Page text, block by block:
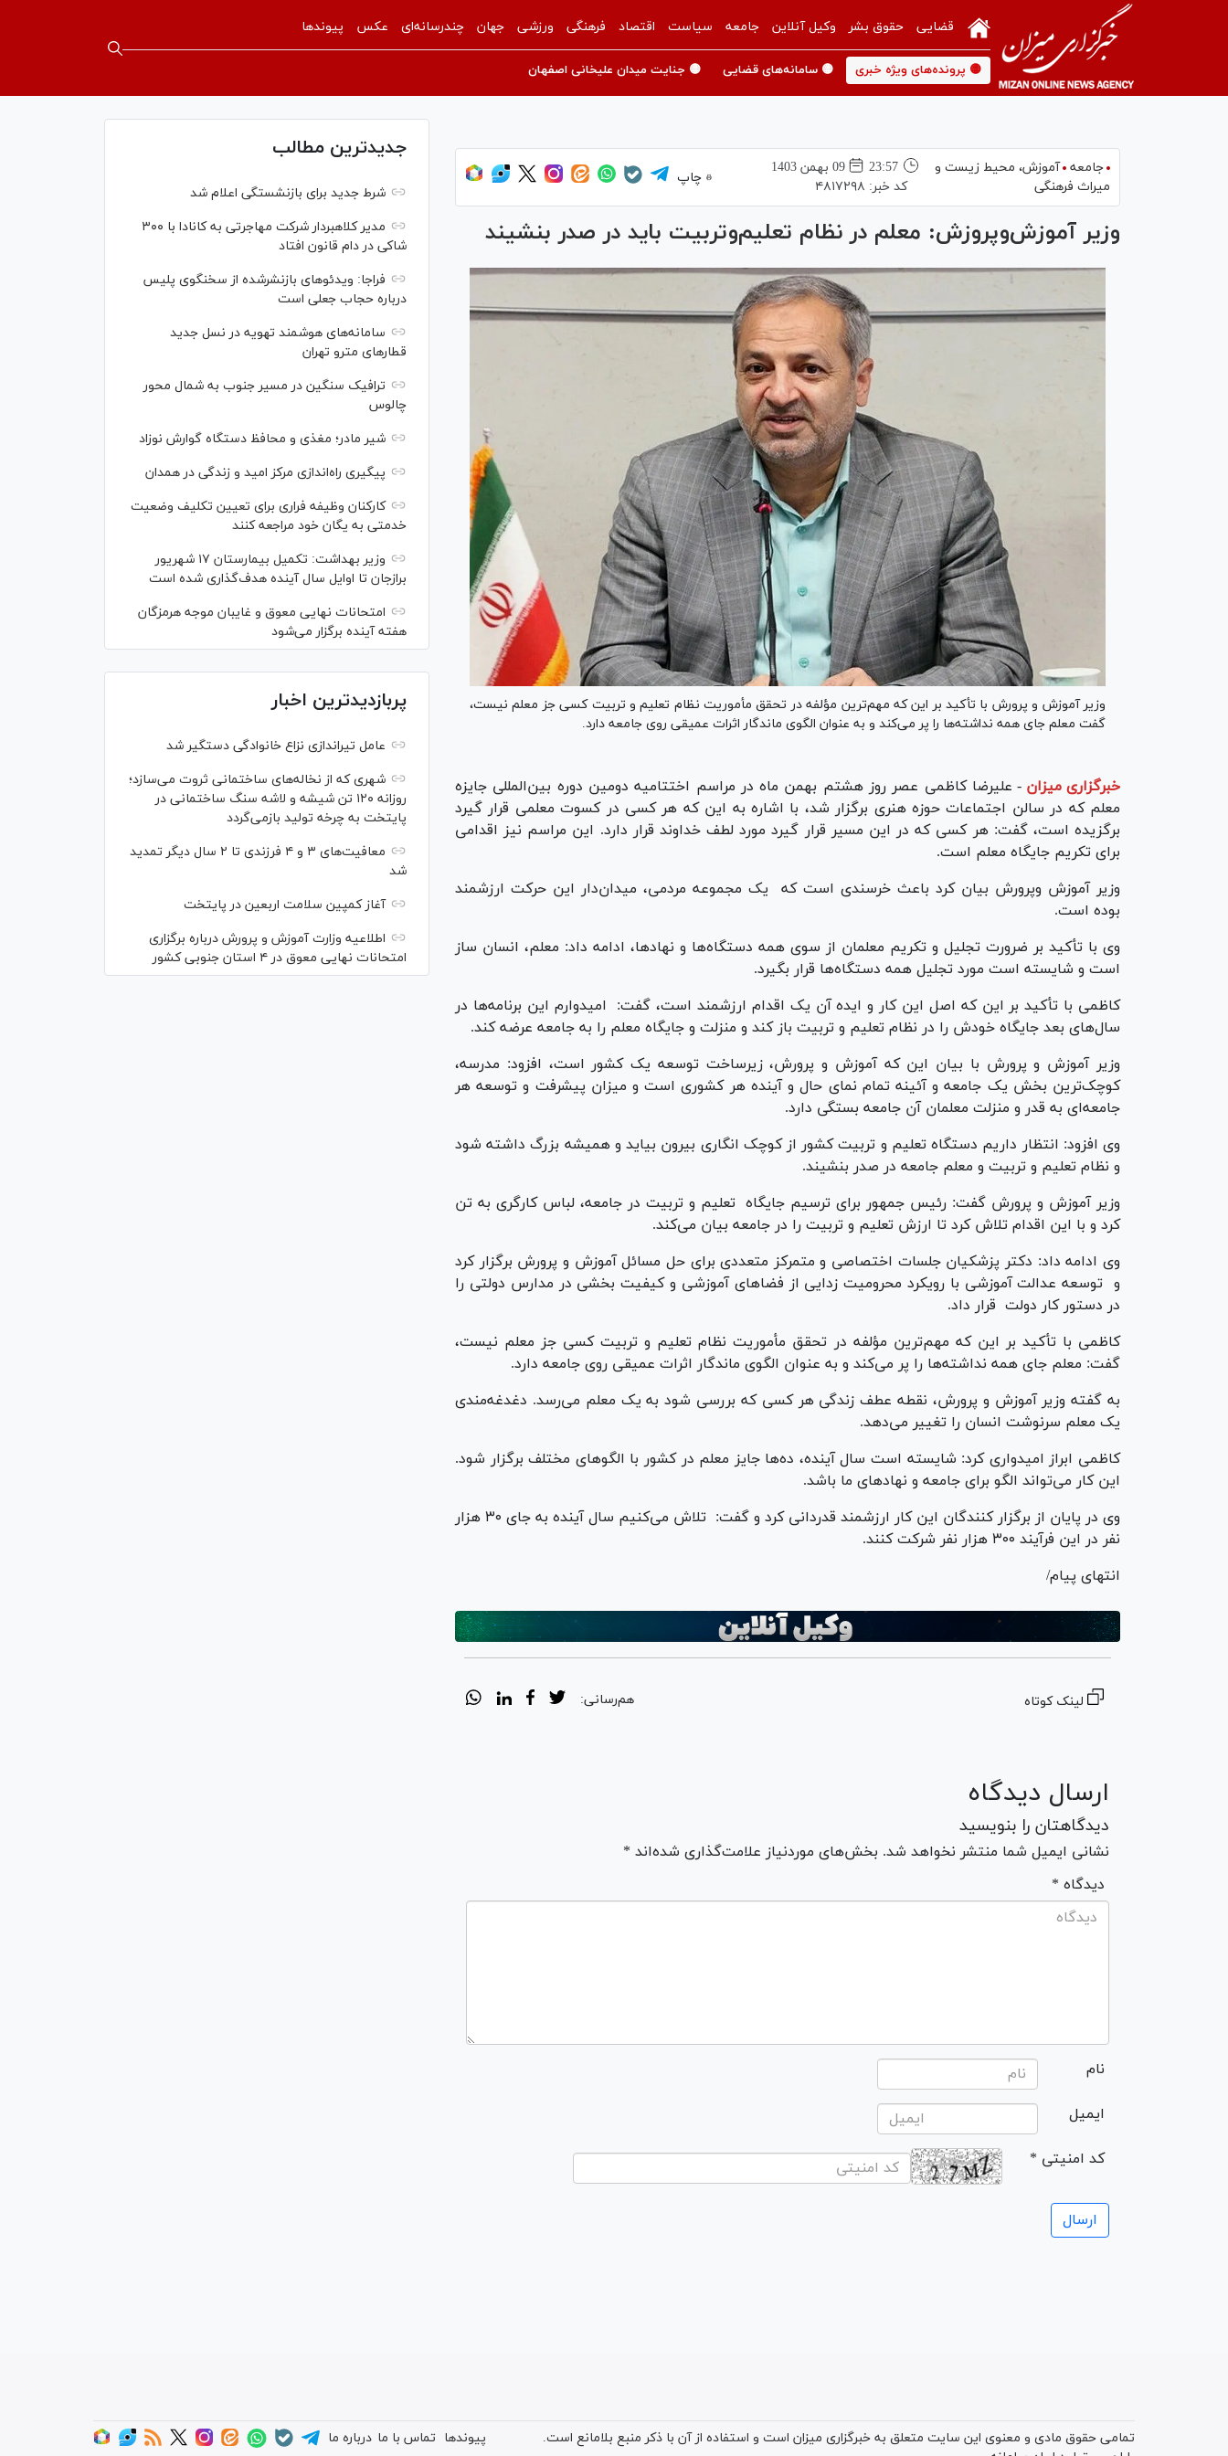
قضایی حقوق بشر وکیل آنلاین جامعه سیاست اقتصاد فرهنگی ورزشی جهان چندرسانه‌ای عکس پیوندها
🟡 پرونده‌های ویژه خبری 🟡 سامانه‌های قضایی 🟡 جنایت میدان علیخانی اصفهان
جامعه آموزش،‌ محیط زیست و
میراث فرهنگی
23:57
09 بهمن 1403
کد خبر: ۴۸۱۷۲۹۸
چاپ
وزیر آموزش‌وپروزش: معلم در نظام تعلیم‌و‌تربیت باید در صدر بنشیند
وزیر آموزش و پرورش با تأکید بر این که مهم‌ترین مؤلفه در تحقق مأموریت نظام تعلیم و تربیت کسی جز معلم نیست،
گفت معلم جای همه نداشته‌ها را پر می‌کند و به عنوان الگوی ماندگار اثرات عمیقی روی جامعه دارد.
خبرگزاری میزان - علیرضا کاظمی عصر روز هشتم بهمن ماه در مراسم اختتامیه دومین دوره بین‌المللی جایزه
معلم که در سالن اجتماعات حوزه هنری برگزار شد، با اشاره به این که هر کسی در کسوت معلمی قرار گیرد
برگزیده است، گفت: هر کسی که در این مسیر قرار گیرد مورد لطف خداوند قرار دارد. این مراسم نیز اقدامی
برای تکریم جایگاه معلم است.
وزیر آموزش وپرورش بیان کرد باعث خرسندی است که یک مجموعه مردمی، میدان‌دار این حرکت ارزشمند
بوده است.
وی با تأکید بر ضرورت تجلیل و تکریم معلمان از سوی همه دستگاه‌ها و نهادها، ادامه داد: معلم، انسان ساز
است و شایسته است مورد تجلیل همه دستگاه‌ها قرار بگیرد.
کاظمی با تأکید بر این که اصل این کار و ایده آن یک اقدام ارزشمند است، گفت: امیدوارم این برنامه‌ها در
سال‌های بعد جایگاه خودش را در نظام تعلیم و تربیت باز کند و منزلت و جایگاه معلم را به جامعه عرضه کند.
وزیر آموزش و پرورش با بیان این که آموزش و پرورش، زیرساخت توسعه یک کشور است، افزود: مدرسه،
کوچک‌ترین بخش یک جامعه و آئینه تمام نمای حال و آینده هر کشوری است و میزان پیشرفت و توسعه هر
جامعه‌ای به قدر و منزلت معلمان آن جامعه بستگی دارد.
وی افزود: انتظار داریم دستگاه تعلیم و تربیت کشور از کوچک انگاری بیرون بیاید و همیشه بزرگ داشته شود
و نظام تعلیم و تربیت و معلم جامعه در صدر بنشیند.
وزیر آموزش و پرورش گفت: رئیس جمهور برای ترسیم جایگاه تعلیم و تربیت در جامعه، لباس کارگری به تن
کرد و با این اقدام تلاش کرد تا ارزش تعلیم و تربیت را در جامعه بیان می‌کند.
وی ادامه داد: دکتر پزشکیان جلسات اختصاصی و متمرکز متعددی برای حل مسائل آموزش و پرورش برگزار کرد
و توسعه عدالت آموزشی با رویکرد محرومیت زدایی از فضا‌های آموزشی و کیفیت بخشی در مدارس دولتی را
در دستور کار دولت قرار داد.
کاظمی با تأکید بر این که مهم‌ترین مؤلفه در تحقق مأموریت نظام تعلیم و تربیت کسی جز معلم نیست،
گفت: معلم جای همه نداشته‌ها را پر می‌کند و به عنوان الگوی ماندگار اثرات عمیقی روی جامعه دارد.
به گفته وزیر آموزش و پرورش، نقطه عطف زندگی هر کسی که بررسی شود به یک معلم می‌رسد. دغدغه‌مندی
یک معلم سرنوشت انسان را تغییر می‌دهد.
کاظمی ابراز امیدواری کرد: شایسته است سال آینده، ده‌ها جایز معلم در کشور با الگو‌های مختلف برگزار شود.
این کار می‌تواند الگو برای جامعه و نهاد‌های ما باشد.
وی در پایان از برگزار کنندگان این کار ارزشمند قدردانی کرد و گفت: تلاش می‌کنیم سال آینده به جای ۳۰ هزار
نفر در این فرآیند ۳۰۰ هزار نفر شرکت کنند.
انتهای پیام/
لینک کوتاه هم‌رسانی:
ارسال دیدگاه
دیدگاهتان را بنویسید
نشانی ایمیل شما منتشر نخواهد شد. بخش‌های موردنیاز علامت‌گذاری شده‌اند *
* دیدگاه
نام
ایمیل
* کد امنیتی
جدیدترین مطالب
شرط جدید برای بازنشستگی اعلام شد
مدیر کلاهبردار شرکت مهاجرتی به کانادا با ۳۰۰
شاکی در دام قانون افتاد
فراجا: ویدئو‌های بازنشرشده از سخنگوی پلیس
درباره حجاب جعلی است
سامانه‌های هوشمند تهویه در نسل جدید
قطار‌های مترو تهران
ترافیک سنگین در مسیر جنوب به شمال محور
چالوس
شیر مادر؛ مغذی و محافظ دستگاه گوارش نوزاد
پیگیری راه‌اندازی مرکز امید و زندگی در همدان
کارکنان وظیفه فراری برای تعیین تکلیف وضعیت
خدمتی به یگان خود مراجعه کنند
وزیر بهداشت: تکمیل بیمارستان ۱۷ شهریور
برازجان تا اوایل سال آینده هدف‌گذاری شده است
امتحانات نهایی معوق و غایبان موجه هرمزگان
هفته آینده برگزار می‌شود
پربازدیدترین اخبار
عامل تیراندازی نزاع خانوادگی دستگیر شد
شهری که از نخاله‌های ساختمانی ثروت می‌سازد؛
روزانه ۱۲۰ تن شیشه و لاشه سنگ ساختمانی در
پایتخت به چرخه تولید بازمی‌گردد
معافیت‌های ۳ و ۴ فرزندی تا ۲ سال دیگر تمدید
شد
آغاز کمپین سلامت اربعین در پایتخت
اطلاعیه وزارت آموزش و پرورش درباره برگزاری
امتحانات نهایی معوق در ۴ استان جنوبی کشور
تمامی حقوق مادی و معنوی این سایت متعلق به خبرگزاری میزان است و استفاده از آن با ذکر منبع بلامانع است.
پیوندها تماس با ما درباره ما